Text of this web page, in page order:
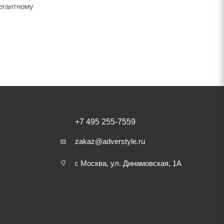
+7 495 255-7559
zakaz@adverstyle.ru
г. Москва, ул. Динамовская, 1А